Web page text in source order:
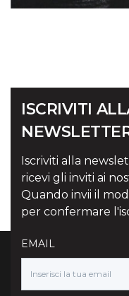
ISCRIVITI
Iscriviti alla
ricevi gli inviti ai
Quando invii il
per confermare
EMAIL